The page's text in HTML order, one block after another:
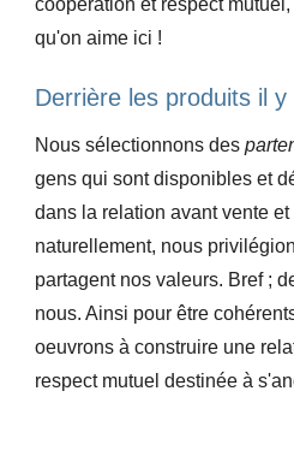
coopération et respect
qu'on aime ici !
Derrière les produits il
Nous sélectionnons des
gens qui sont disponibles et
dans la relation avant vente
naturellement, nous
partagent nos valeurs. Bref ;
nous. Ainsi pour être
oeuvrons à construire une
respect mutuel destinée à